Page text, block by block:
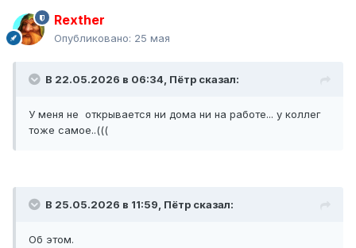
Rexther
Опубликовано: 25 мая
В 22.05.2026 в 06:34, Пётр сказал:
У меня не открывается ни дома ни на работе... у коллег
тоже самое..(((
В 25.05.2026 в 11:59, Пётр сказал:
Об этом.